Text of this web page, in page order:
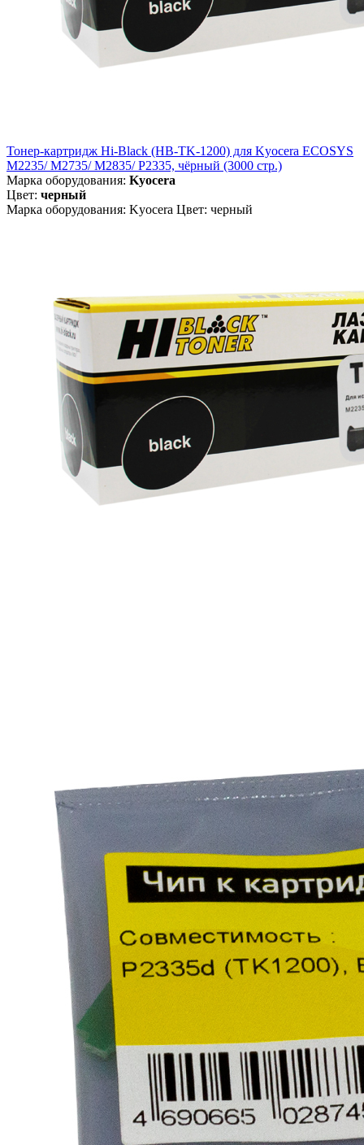
Тонер-картридж Hi-Black (HB-TK-1200) для Kyocera ECOSYS
M2235/ M2735/ M2835/ P2335, чёрный (3000 стр.)
Марка оборудования: Kyocera
Цвет: черный
Марка оборудования: Kyocera Цвет: черный